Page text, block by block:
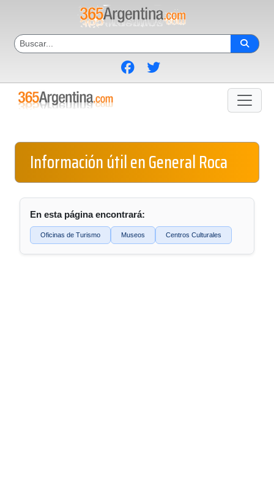
Información útil en General Roca
En esta página encontrará:
Oficinas de Turismo Museos Centros Culturales